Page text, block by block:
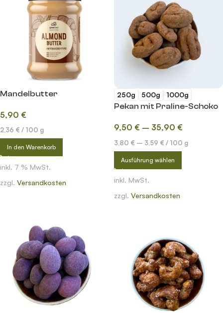
Mandelbutter
5,90 €
2,36 € / 100 g
In den Warenkorb
inkl. 7 % MwSt.
zzgl. Versandkosten
250g 500g 1000g
Pekan mit Praline-Schoko
9,50 € – 35,90 €
3,80 € – 3,59 € / 100 g
Ausführung wählen
inkl. MwSt.
zzgl. Versandkosten